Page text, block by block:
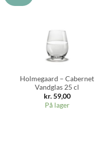
Holmegaard – Cabernet
Vandglas 25 cl
kr.59,00
På lager